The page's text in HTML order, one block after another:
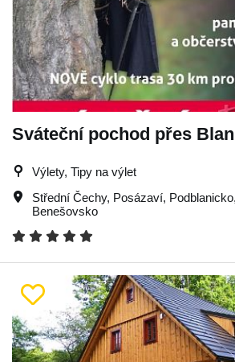
Sváteční pochod přes
Výlety, Tipy na výlet
Střední Čechy, Posázaví, Podblanicko,
Benešovsko